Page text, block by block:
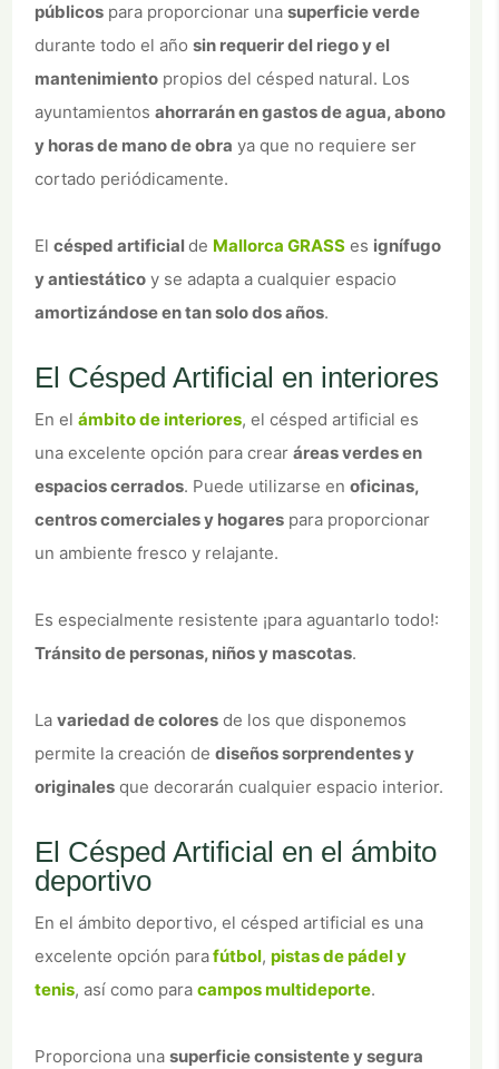
públicos para proporcionar unasuperficie verde
durante todo el añosin requerir del riego y el
mantenimiento propios del césped natural. Los
ayuntamientosahorrarán en gastos de agua, abono
y horas de mano de obra ya que no requiere ser
cortado periódicamente.
Elcésped artificialde Mallorca GRASS es ignífugo
y antiestático y se adapta a cualquier espacio
amortizándose en tan solo dos años.
El Césped Artificial en interiores
En elámbito de interiores, el césped artificial es
una excelente opción para crearáreas verdes en
espacios cerrados. Puede utilizarse enoficinas,
centros comerciales y hogares para proporcionar
un ambiente fresco y relajante.
Es especialmente resistente ¡para aguantarlo todo!:
Tránsito de personas, niños y mascotas.
Lavariedad de colores de los que disponemos
permite la creación dediseños sorprendentes y
originales que decorarán cualquier espacio interior.
El Césped Artificial en el ámbito
deportivo
En el ámbito deportivo, el césped artificial es una
excelente opción parafútbol,pistas de pádel y
tenis, así como paracampos multideporte.
Proporciona unasuperficie consistente y segura